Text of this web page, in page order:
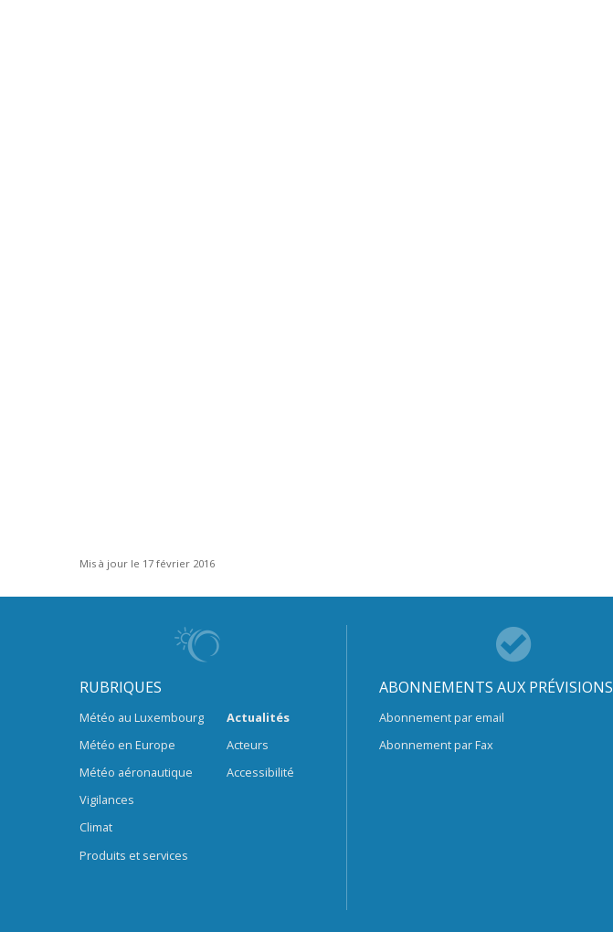
Mis à jour le 17 février 2016
RUBRIQUES
Météo au Luxembourg
Météo en Europe
Météo aéronautique
Vigilances
Climat
Produits et services
Actualités
Acteurs
Accessibilité
ABONNEMENTS AUX PRÉVISIONS
Abonnement par email
Abonnement par Fax